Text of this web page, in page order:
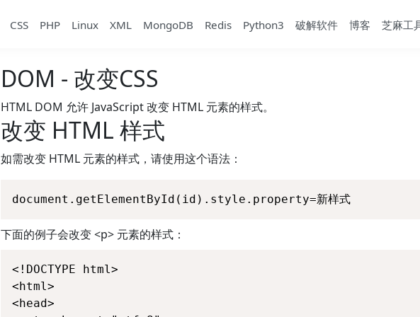
CSS PHP Linux XML MongoDB Redis Python3 破解软件 博客 芝麻工
DOM - 改变CSS
HTML DOM 允许 JavaScript 改变 HTML 元素的样式。
改变 HTML 样式
如需改变 HTML 元素的样式，请使用这个语法：
document.getElementById(id).style.property=新样式
下面的例子会改变 <p> 元素的样式：
<!DOCTYPE html>
<html>
<head>